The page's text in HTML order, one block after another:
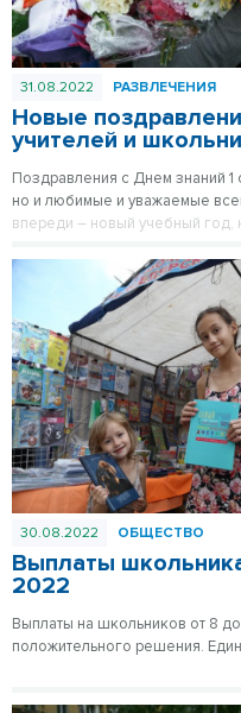
31.08.2022 РАЗВЛЕЧЕНИЯ
Новые
учителей и
Поздравления с Днем знаний 1
но и любимые и уважаемые
впереди – новый учебный год,
трогательными стихами
выбирайте понравившиеся
30.08.2022 ОБЩЕСТВО
Выплаты
2022
Выплаты на школьников от 8
положительного решения.